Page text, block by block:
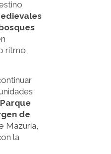
ritmo,
de
Mazuria,
la